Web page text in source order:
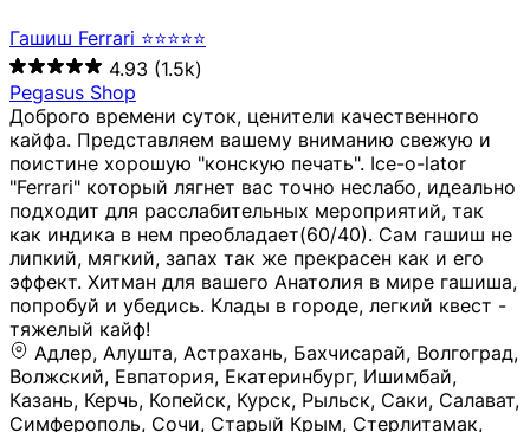
Гашиш Ferrari ⭐⭐⭐⭐⭐
4.93 (1.5k)
Pegasus Shop
Доброго времени суток, ценители качественного
кайфа. Представляем вашему вниманию свежую и
поистине хорошую "конскую печать". Ice-o-lator
"Ferrari" который лягнет вас точно неслабо, идеально
подходит для расслабительных мероприятий, так
как индика в нем преобладает(60/40). Сам гашиш не
липкий, мягкий, запах так же прекрасен как и его
эффект. Хитман для вашего Анатолия в мире гашиша,
попробуй и убедись. Клады в городе, легкий квест -
тяжелый кайф!
Адлер, Алушта, Астрахань, Бахчисарай, Волгоград, Волжский, Евпатория, Екатеринбург, Ишимбай, Казань, Керчь, Копейск, Курск, Рыльск, Саки, Салават, Симферополь, Сочи, Старый Крым, Стерлитамак, Судак, Уфа, Феодосия, Хабаровск, Челябинск, Ялта, Джанкой, Новосибирск, Щёлкино, Санкт-Петербург, Мурманск, Сургут, Невинномысск, Черкесск, Усть-Лабинск, Геленджик, Ставрополь, Калуга, Елец, Лебедянь, Данков, Жуковский, Оренбург, Орск (Оренбургская область), Магнитогорск, Пермь, Зеленоград, Солнечногорск, Нижний Новгород, Лысково, Заволжье, Кстово, Балахна (Нижегородская область), Богородск, Бор (Нижегородская область), Саратов, Энгельс, Ижевск, Тюмень, Ростов-на-Дону, Шахты, Новочеркасск, Батайск, Аксай, Люберцы, Истра, Москва, Армавир, Краснодар, Магадан, Самара, Анапа, Славянск-на-Кубани, Чаплыгин, Липецк, Нижний Тагил, Орехово-Зуево, Усть-Джегута, Лянтор, Нефтеюганск, Пыть-Ях, Урень, Ветлуга, Шахунья, Новороссийск, Крымск, Тимашёвск, Тольятти, Воткинск, Звенигород, Руза, Можайск, Белгород, Воронеж, Соликамск, Нытва, Лысьва (Пермский край), Чусовой, Кунгур, Краснокамск, Миасс, Губаха, Тула, Новомосковск, Донской, Омск, Льгов, Мытищи, Королёв, Ивантеевка, Балашиха, Семилуки, Кудымкар, Старый Оскол, Оса (Пермский край), Одинцово (Московская область), Ханты-Мансийск, Лабинск, Темрюк, Курганинск, Белореченск (Краснодарский край), Алупкa, Губкин, Рязань, Калининград, Усть-Илимск, Фрязино, Минеральные Воды, Пятигорск, Кострома, Ярославль, Коркино, Верхняя Пышма, Подольск, Красноярск, Смоленск, Долгопрудный, Чебоксары, Калачинск, Канск, Киров (Кировская область), Вологда, Рославль, Владивосток, Обнинск, Балабаново (Калужская область), Малоярославец, Брянск, Видное, Ярцево, Вязьма, Гагарин, Приволжск, Фурманов, Чайковский, Кинешма, Горячий Ключ, Улан-Удэ, Туймазы, Дюртюли, Альметьевск, Нефтекамск, Хадыженск, Апшеронск, Майкоп, Уссурийск, Ульяновск, Гатчина, Луга (Ленинградская область), Надым, Ногинск, Электросталь, Железнодорожный (Московская область), Бутурлиновка, Кириллов, Краснознаменск (Калиниградская область), Мышкин, Томмот, Холм, Абакан, Абдулино, Агидель, Агрыз, Адыгейск, Азнакаево, Алатырь, Алдан, Алейск, Александров, Александровск, Алексеевка (Белгородская обл.), Алексин, Амурск, Анадырь, Ангарск, Андреаполь, Анжеро-Судженск, Анива, Апатиты, Арамиль, Ардон, Арзамас, Аркадак, Арсеньев, Артём, Артёмовский, Архангельск, Асбест, Асино, Аткарск, Ахтубинск, Аша, Бабаево (Вологодская область), Бавлы (Республика Татарстан), Байкальск, Бакал, Баксан, Балаклава, Балаково (Саратовская область), Балашов (Саратовская область), Балтийск, Барабинск, Барнаул, Барыш (Ульяновская область), Бежецк, Белая Калитва (Ростовская область), Белебей, Белогорск (Крым), Белозерск, Белокуриха, Беломорск, Белоозёрский (Московская область), Белорецк (Республика Башкортостан), Кызыл, Белоярский (Ханты-Мансийский АО), Бердск, Березники (Пермский край), Берёзовский (Кемеровская область), Берёзовский (Свердловская область), Беслан, Бийск, Бикин, Билибино, Биробиджан, Благовещенск (Амурская область), Благовещенск (Башкортостан), Бобров, Богородицк, Боготол, Богучар, Бокситогорск (Ленинградская область), Бологое (Тверская область), Болхов, Большой Камень (Приморский край), Борисоглебск (Воронежская область), Боровичи (Новгородская область), Боровск, Бородино, Братск, Бронницы (Московская область), Бугульма (Республика Татарстан), Бугуруслан (Оренбургская область), Буинск, Буй, Буйнакск, Валдай, Валуйки, Велиж, Великие Луки, Великий Новгород, Великий Устюг, Вельск, Венёв, Верещагино, Верхнеуральск, Верхний Уфалей, Верхняя Салда, Верхняя Тура, Весьегонск, Вилючинск, Вихоревка, Вичуга, Владикавказ, Волгодонск, Волгореченск, Володарск, Волосово, Волчанск, Вольск, Воркута, Ворсма, Всеволожск (Ленинградская область), Вуктыл, Выкса, Высоковск, Высоцк, Вытегра, Вышний Волочёк, Вяземский, Вязники, Вятские Поляны, Нея, Шилка, Гаврилов Посад, Гаврилов-Ям, Гай, Галич, Гдов, Голицыно, Горно-Алтайск, Горнозаводск, Горняк, Городец, Гороховец, Гремячинск, Грозный, Грязи, Грязовец, Губкинский, Гуково, Гулькевичи, Гурьевск (Калининградская область), Гурьевск (Кемеровская область), Гусев, Гусь-Хрустальный, Давлеканово, Далматово, Дальнегорск, Дегтярск, Дедовск, Демидов, Дербент, Десногорск, Дзержинск, Дзержинский (Московская область), Дивногорск, Димитровград, Дмитровск, Дно, Добрянка, Долинск, Домодедово, Донецк (ДНР), Дорогобуж, Дрезна, Дубна, Дудинка, Духовщина, Дятьково, Егорьевск, Елабуга, Елизово, Ельня (Будет изменено название), Емва, Енисейск, Ермолино, Ершов, Ессентуки, Ефремов, Железноводск, Железногорск (Красноярский край), Железногорск (Курская область), Железногорск-Илимский, Жигулёвск, Жиздра, Жирновск, Жуков, Жуковка, Заводоуковск, Заволжск, Задонск, Заинск, Заозёрный, Заозёрск, Западная Двина, Заполярный, Зарайск, Заречный (Пензенская область), Заречный (Свердловская область), Заринск, Звенигово, Зверево, Зеленогорск ( Ленинградская обл. ), Зеленоградск, Зеленодольск, Зеленокумск, Зерноград, Зима, Змеиногорск, Зубцов, Ивангород, Иваново, Ивдель, Избербаш, Изобильный, Иланский, Инза, Инкерман, Инта, Ипатово, Искитим, Йошкар-Ола, Кадников, Калач, Калач-на-Дону, Калининск, Калтан, Калязин, Камбарка, Каменка (Пензенская область), Каменногорск (Ленинградская область), Каменск-Уральский, Каменск-Шахтинский, Камень-на-Оби, Камешково, Камышин, Канаш, Кандалакша, Карабаново, Карабаш, Карачаевск, Каргат, Каргополь, Карпинск, Карталы, Касимов, Касли, Каспийск, Катав-Ивановск, Катайск, Качканар, Кашин, Кашира, Кемерово, Кемь, Кизел, Кизилюрт, Кизляр, Кимовск, Кимры, Кингисепп, Кинель, Киреевск, Киренск, Киржач, Кириши, Кирово-Чепецк, Кировск (Ленинградская область), Кировск (Мурманская область), Кирсанов, Киселёвск, Кисловодск, Климовск, Клинцы, Княгинино, Ковдор, Ковров, Когалым, Козельск, Козьмодемьянск, Кола, Кологрив, Колпашево, Колпино, Кольчугино, Комсомольск, Комсомольск-на-Амуре, Конаково, Кондопога, Кондрово, Константиновск, Кораблино, Кореновск, Корсаков, Коряжма, Костерёво, Костомукша, Котельники, Котельниково, Котельнич, Котлас, Котовск, Кохма, Красноармейск (Московская область), Краснозаводск, Краснознаменск (Московская область), Краснокаменск, Краснослободск (Волгоградская область), Краснотурьинск, Красноуральск, Красный Сулин, Кремёнки, Кропоткин, Кубинка, Кувшиново (Тверская область), Кудрово, Кулебаки, Кумертау, Курлово, Куровское, Куртамыш, Курчатов, Куса, Кушва, Кыштым, Лабытнанги, Лагань, Лаишево (Республика Татарстан), Лакинск, Лангепас, Лахденпохья, Ленинск-Кузнецкий, Ленск (Республика Саха), Лермонтов (Ставропольский край), Лесозаводск (Приморский край), Лесосибирск, Ливны (Орловская область), Ликино-Дулёво, Липки (Тульская область), Лиски (Воронежская область), Лихославль, Лодейное Поле, Ломоносов (Санкт-Петербург), Лосино-Петровский, Лукоянов, Луховицы, Лыткарино, Любань (Ленинградская область), Любим, Людиново, Магас, Майский, Макаров, Малая Вишера, Малгобек, Мамадыш, Мамоново, Мантурово, Маркс, Махачкала, Мглин, Мегион, Медвежьегорск, Медногорск, Медынь, Меленки, Мелеуз, Менделеевск, Мещовск, Микунь, Миллерово, Минусинск, Миньяр, Мирный (Архангельская область), Мирный (Якутия), Михайловка (Город), Михайловск (Свердловская область), Михайловск (Ставропольский край), Могоча, Можга, Моздок, Мончегорск, Морозовск, Моршанск, Мосальск, Муравленко, Мурино, Муром, Мценск, Мыски, Набережные Челны, Навашино (Нижегородская область), Назарово (Красноярский край), Назрань, Нальчик, Наро-Фоминск, Нарткала, Нарьян-Мар, Находка, Невель (Псковская область), Невельск, Невьянск, Нелидово (Тверская область), Неман, Нерехта (Костромская область), Нерюнгри, Нестеров, Нефтегорск (Самарская область), Нефтекумск, Нижневартовск, Нижнекамск (Республика Татарстан), Нижнеудинск, Нижние Серги, Нижний Ломов, Нижняя Тура, Николаевск-на-Амуре, Никольск (Вологодская область), Никольск (Пензенская область), Новая Ладога, Новая Ляля, Новоалександровск, Новоалтайск, Нововоронеж, Новодвинск, Новозыбков, Новокубанск, Новокуйбышевск, Новомичуринск, Новопавловск, Новоржев, Новосокольники, Новотроицк, Новоульяновск, Новоуральск, Новохопёрск, Новочебоксарск, Новошахтинск, Новый Оскол, Новый Уренгой, Норильск, Нурлат, Нягань, Нязепетровск, Няндома, Облучье, Обоянь, Озёрск (Калининградская область), Озёрск (Челябинская область), Озёры, Октябрьск (Самарская область), Октябрьский (Башкортостан), Окуловка (Новгородская область), Оленегорск, Олонец, Онега, Опочка, Осинники, Осташков, Остров, Острогожск, Отрадный, Оха, Павлово, Павловск (Воронежская область), Павловск (Санкт-Петербург), Павловский Посад, Партизанск, Певек, Пенза, Первоуральск, Перевоз, Пересвет, Переславль-Залесский, Пестово (Новгородская область), Петрозаводск, Петропавловск-Камчатский, Печоры, Пикалёво, Пионерский, Питкяранта, Плавск, Плёс, Подпорожье, Покачи, Покров, Покровск, Полесск, Полысаево, Полярные Зори, Полярный, Поронайск, Порхов, Похвистнево, Почеп, Починок, Пошехонье, Правдинск, Приморск (Калининградская область), Приморско-Ахтарск, Приозерск, Прокопьевск, Протвино, Прохладный, Пугачёв, Пудож, Пустошка, Пушкино, Пущино, Пыталово, Радужный (Владимирская область), Радужный (Ханты-Мансийский АО), Райчихинск, Раменское, Рассказово, Ревда, Реж, Реутов, Родники, Россошь, Ростов (Ярославская обл.), Рошаль, Ртищево, Рубцовск, Рузаевка, Рыбинск, Рыбное, Ряжск, Салехард, Сальск, Саранск, Сарапул, Саров, Сасово, Сатка, Сафоново, Саяногорск, Саянск, Светлогорск, Светлоград, Светлый, Светогорск (Ленинградская область), Свободный, Себеж, Северобайкальск, Северодвинск, Североуральск, Сегежа, Семикаракорск, Сенгилей, Серафимович, Сергач, Сергиев Посад, Сердобск, Сертолово (Ленинградская область), Сестрорецк (Ленинградская область), Сибай, Скопин, Славгород, Сланцы, Слободской, Слюдянка, Собинка, Советск (Кировская область), Советск (Калининградская область), Советск (Тульская область), Советская Гавань, Советский (Ханты-Мансийский АО), Сокол (Вологодская область), Солигалич, Соль-Илецк, Сольцы, Сортавала, Сосенский, Сосновоборск, Сосновый Бор (Ленинградская область), Сосногорск, Спас-Клепики, Спасск-Рязанский, С